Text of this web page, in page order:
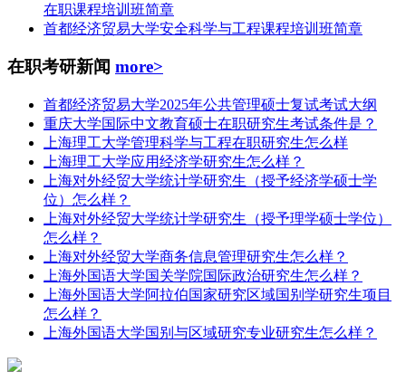
在职课程培训班简章
首都经济贸易大学安全科学与工程课程培训班简章
在职考研新闻 more>
首都经济贸易大学2025年公共管理硕士复试考试大纲
重庆大学国际中文教育硕士在职研究生考试条件是？
上海理工大学管理科学与工程在职研究生怎么样
上海理工大学应用经济学研究生怎么样？
上海对外经贸大学统计学研究生（授予经济学硕士学
位）怎么样？
上海对外经贸大学统计学研究生（授予理学硕士学位）
怎么样？
上海对外经贸大学商务信息管理研究生怎么样？
上海外国语大学国关学院国际政治研究生怎么样？
上海外国语大学阿拉伯国家研究区域国别学研究生项目
怎么样？
上海外国语大学国别与区域研究专业研究生怎么样？